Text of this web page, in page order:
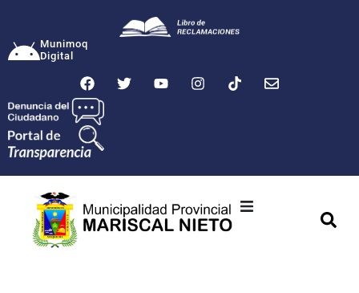
Munimoq
Digital